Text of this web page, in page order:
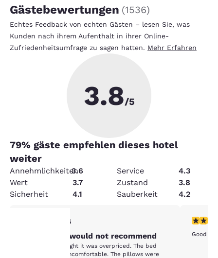
Gästebewertungen (1536)
Echtes Feedback von echten Gästen – lesen Sie, was
Kunden nach ihrem Aufenthalt in ihrer Online-
Zufriedenheitsumfrage zu sagen hatten. Mehr Erfahren
3.8/5
79% gäste empfehlen dieses hotel
weiter
Annehmlichkeiten3.6 Service
4.3
Wert
3.7 Zustand
3.8
Sicherheit
4.1 Sauberkeit 4.2
1-Stern-Bewertung. Mittelmäßig. 1 Bewertung
1/5
I personally would not recommend
I personally thought it was overpriced. The bed
was incredibly uncomfortable. The pillows were
5-
Good